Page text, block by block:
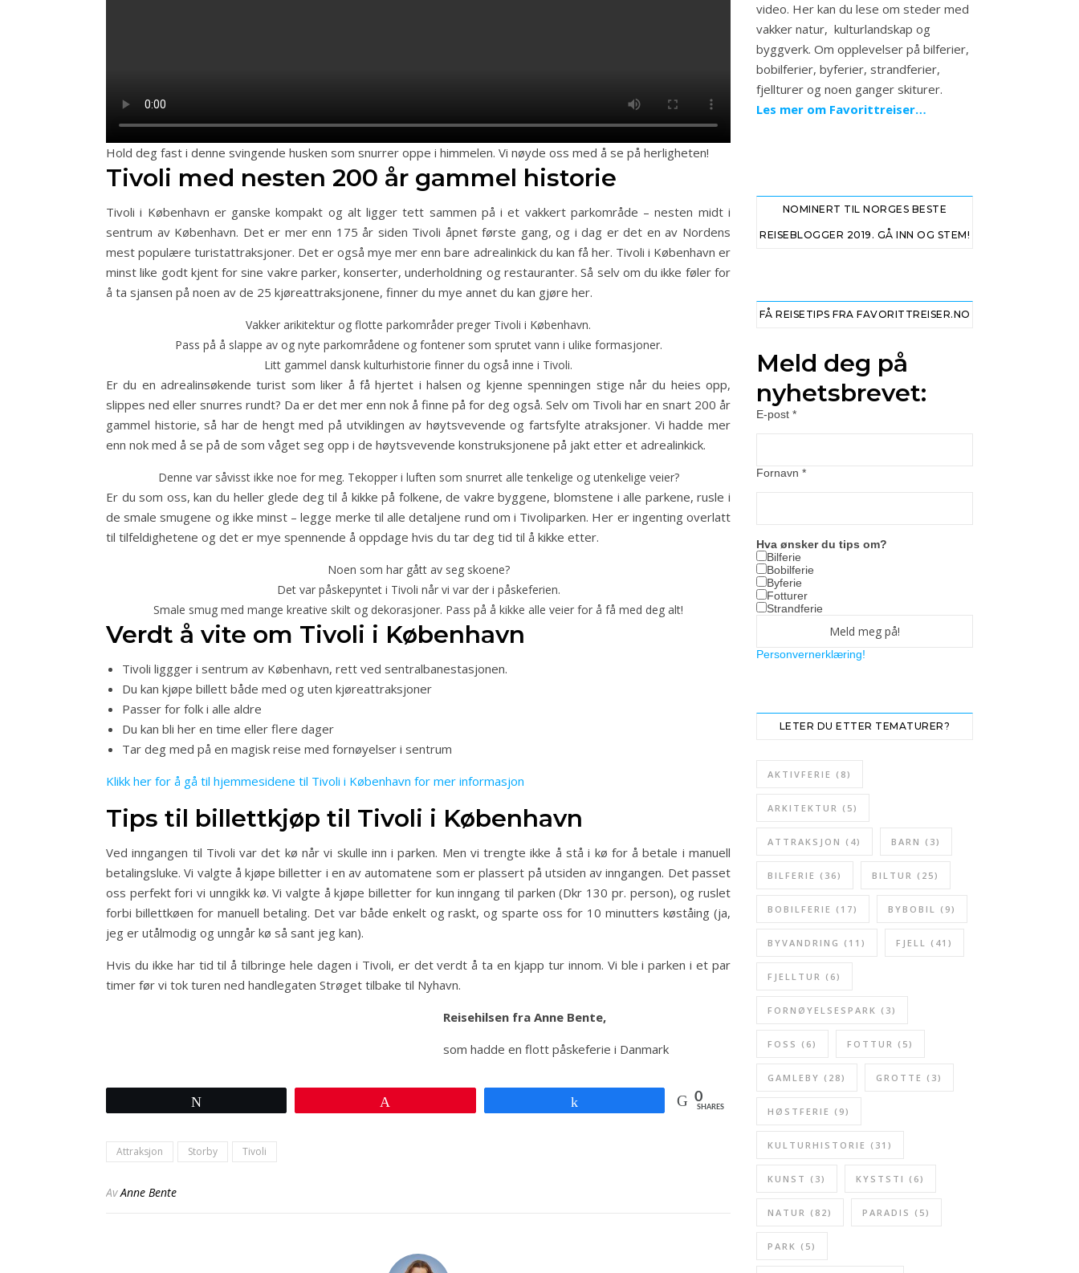
Hold deg fast i denne svingende husken som snurrer oppe i himmelen. Vi nøyde oss med å se på herligheten!
Tivoli med nesten 200 år gammel historie
Tivoli i København er ganske kompakt og alt ligger tett sammen på i et vakkert parkområde – nesten midt i
sentrum av København. Det er mer enn 175 år siden Tivoli åpnet første gang, og i dag er det en av Nordens
mest populære turistattraksjoner. Det er også mye mer enn bare adrealinkick du kan få her. Tivoli i København er
minst like godt kjent for sine vakre parker, konserter, underholdning og restauranter. Så selv om du ikke føler for
å ta sjansen på noen av de 25 kjøreattraksjonene, finner du mye annet du kan gjøre her.
Vakker arikitektur og flotte parkområder preger Tivoli i København.
Pass på å slappe av og nyte parkområdene og fontener som sprutet vann i ulike formasjoner.
Litt gammel dansk kulturhistorie finner du også inne i Tivoli.
Er du en adrealinsøkende turist som liker å få hjertet i halsen og kjenne spenningen stige når du heies opp,
slippes ned eller snurres rundt? Da er det mer enn nok å finne på for deg også. Selv om Tivoli har en snart 200 år
gammel historie, så har de hengt med på utviklingen av høytsvevende og fartsfylte atraksjoner. Vi hadde mer
enn nok med å se på de som våget seg opp i de høytsvevende konstruksjonene på jakt etter et adrealinkick.
Denne var såvisst ikke noe for meg. Tekopper i luften som snurret alle tenkelige og utenkelige veier?
Er du som oss, kan du heller glede deg til å kikke på folkene, de vakre byggene, blomstene i alle parkene, rusle i
de smale smugene og ikke minst – legge merke til alle detaljene rund om i Tivoliparken. Her er ingenting overlatt
til tilfeldighetene og det er mye spennende å oppdage hvis du tar deg tid til å kikke etter.
Noen som har gått av seg skoene?
Det var påskepyntet i Tivoli når vi var der i påskeferien.
Smale smug med mange kreative skilt og dekorasjoner. Pass på å kikke alle veier for å få med deg alt!
Verdt å vite om Tivoli i København
Tivoli liggger i sentrum av København, rett ved sentralbanestasjonen.
Du kan kjøpe billett både med og uten kjøreattraksjoner
Passer for folk i alle aldre
Du kan bli her en time eller flere dager
Tar deg med på en magisk reise med fornøyelser i sentrum
Klikk her for å gå til hjemmesidene til Tivoli i København for mer informasjon
Tips til billettkjøp til Tivoli i København
Ved inngangen til Tivoli var det kø når vi skulle inn i parken. Men vi trengte ikke å stå i kø for å betale i manuell
betalingsluke. Vi valgte å kjøpe billetter i en av automatene som er plassert på utsiden av inngangen. Det passet
oss perfekt fori vi unngikk kø. Vi valgte å kjøpe billetter for kun inngang til parken (Dkr 130 pr. person), og ruslet
forbi billettkøen for manuell betaling. Det var både enkelt og raskt, og sparte oss for 10 minutters køståing (ja,
jeg er utålmodig og unngår kø så sant jeg kan).
Hvis du ikke har tid til å tilbringe hele dagen i Tivoli, er det verdt å ta en kjapp tur innom. Vi ble i parken i et par
timer før vi tok turen ned handlegaten Strøget tilbake til Nyhavn.
Reisehilsen fra Anne Bente,
som hadde en flott påskeferie i Danmark
0
SHARES
Attraksjon Storby Tivoli
AvAnne Bente
video. Her kan du lese om steder med
vakker natur, kulturlandskap og
byggverk. Om opplevelser på bilferier,
bobilferier, byferier, strandferier,
fjellturer og noen ganger skiturer.
Les mer om Favorittreiser…
NOMINERT TIL NORGES BESTE
REISEBLOGGER 2019. GÅ INN OG STEM!
FÅ REISETIPS FRA FAVORITTREISER.NO
Meld deg på
nyhetsbrevet:
E-post *
Fornavn *
Hva ønsker du tips om?
Bilferie
Bobilferie
Byferie
Fotturer
Strandferie
Personvernerklæring!
LETER DU ETTER TEMATURER?
AKTIVFERIE (8)
ARKITEKTUR (5)
ATTRAKSJON (4) BARN (3)
BILFERIE (36) BILTUR (25)
BOBILFERIE (17) BYBOBIL (9)
BYVANDRING (11) FJELL (41)
FJELLTUR (6)
FORNØYELSESPARK (3)
FOSS (6) FOTTUR (5)
GAMLEBY (28) GROTTE (3)
HØSTFERIE (9)
KULTURHISTORIE (31)
KUNST (3) KYSTSTI (6)
NATUR (82) PARADIS (5)
PARK (5)